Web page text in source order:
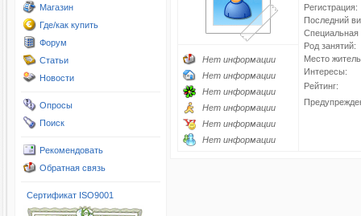
Магазин
Где/как купить
Форум
Статьи
Новости
Опросы
Поиск
Рекомендовать
Обратная связь
Сертификат ISO9001
Регистрация:
Последний
Специальная
Род занятий:
Место
Интересы:
Рейтинг:
Нет информации
Нет информации
Нет информации
Нет информации
Нет информации
Нет информации